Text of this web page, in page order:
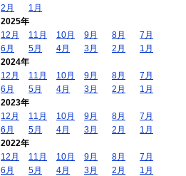
2月
1月
2025年
12月
11月 10月 9月 8月
7月
6月
5月 4月 3月 2月
1月
2024年
12月
11月 10月 9月 8月
7月
6月
5月 4月 3月 2月
1月
2023年
12月
11月 10月 9月 8月
7月
6月
5月 4月 3月 2月
1月
2022年
12月
11月 10月 9月 8月
7月
6月
5月 4月 3月 2月
1月